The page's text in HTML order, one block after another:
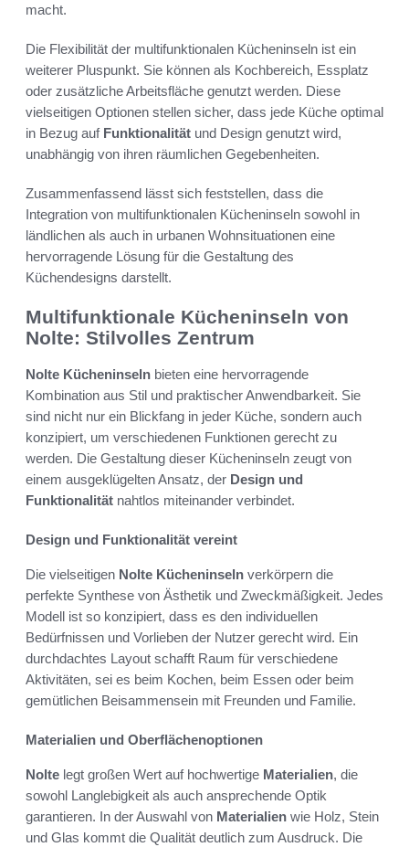
macht.
Die Flexibilität der multifunktionalen Kücheninseln ist ein
weiterer Pluspunkt. Sie können als Kochbereich, Essplatz
oder zusätzliche Arbeitsfläche genutzt werden. Diese
vielseitigen Optionen stellen sicher, dass jede Küche optimal
in Bezug auf Funktionalität und Design genutzt wird,
unabhängig von ihren räumlichen Gegebenheiten.
Zusammenfassend lässt sich feststellen, dass die
Integration von multifunktionalen Kücheninseln sowohl in
ländlichen als auch in urbanen Wohnsituationen eine
hervorragende Lösung für die Gestaltung des
Küchendesigns darstellt.
Multifunktionale Kücheninseln von
Nolte: Stilvolles Zentrum
Nolte Kücheninseln bieten eine hervorragende
Kombination aus Stil und praktischer Anwendbarkeit. Sie
sind nicht nur ein Blickfang in jeder Küche, sondern auch
konzipiert, um verschiedenen Funktionen gerecht zu
werden. Die Gestaltung dieser Kücheninseln zeugt von
einem ausgeklügelten Ansatz, der Design und
Funktionalität nahtlos miteinander verbindet.
Design und Funktionalität vereint
Die vielseitigen Nolte Kücheninseln verkörpern die
perfekte Synthese von Ästhetik und Zweckmäßigkeit. Jedes
Modell ist so konzipiert, dass es den individuellen
Bedürfnissen und Vorlieben der Nutzer gerecht wird. Ein
durchdachtes Layout schafft Raum für verschiedene
Aktivitäten, sei es beim Kochen, beim Essen oder beim
gemütlichen Beisammensein mit Freunden und Familie.
Materialien und Oberflächenoptionen
Nolte legt großen Wert auf hochwertige Materialien, die
sowohl Langlebigkeit als auch ansprechende Optik
garantieren. In der Auswahl von Materialien wie Holz, Stein
und Glas kommt die Qualität deutlich zum Ausdruck. Die